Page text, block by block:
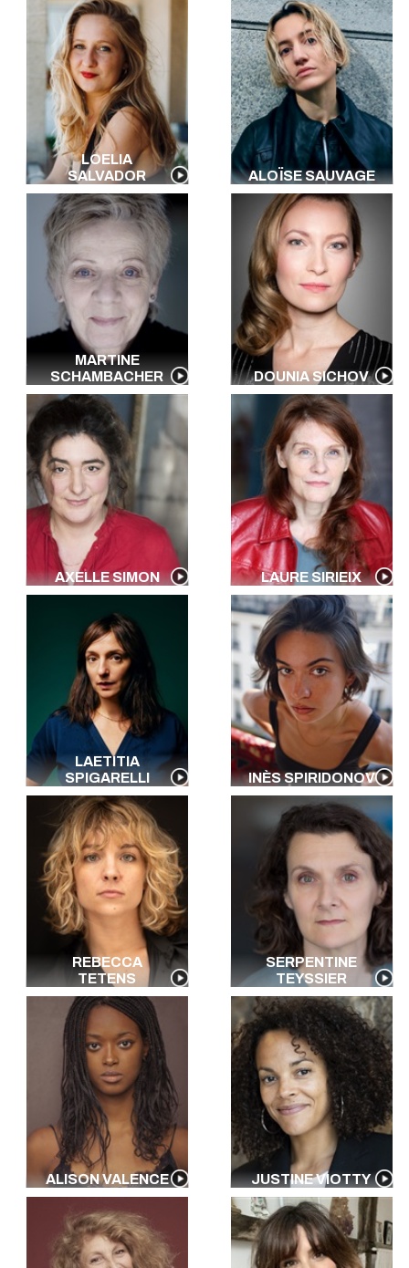
LOELIA
SALVADOR
ALOÏSE SAUVAGE
MARTINE
SCHAMBACHER
DOUNIA SICHOV
AXELLE SIMON LAURE SIRIEIX
LAETITIA
SPIGARELLI
INÈS SPIRIDONOV
REBECCA
TETENS
SERPENTINE
TEYSSIER
ALISON VALENCE JUSTINE VIOTTY